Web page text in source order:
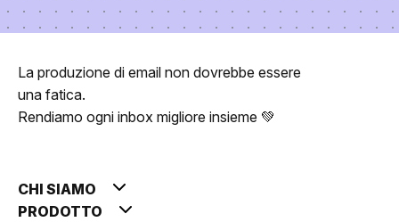
La produzione di email non dovrebbe essere
una fatica.
Rendiamo ogni inbox migliore insieme 💚
CHI SIAMO
PRODOTTO